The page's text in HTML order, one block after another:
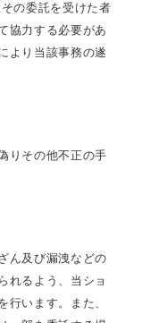
の委託を受けた者
協力する必要があ
より当該事務の遂
りその他不正の手
ん及び漏洩などの
れるよう、当ショ
行います。また、